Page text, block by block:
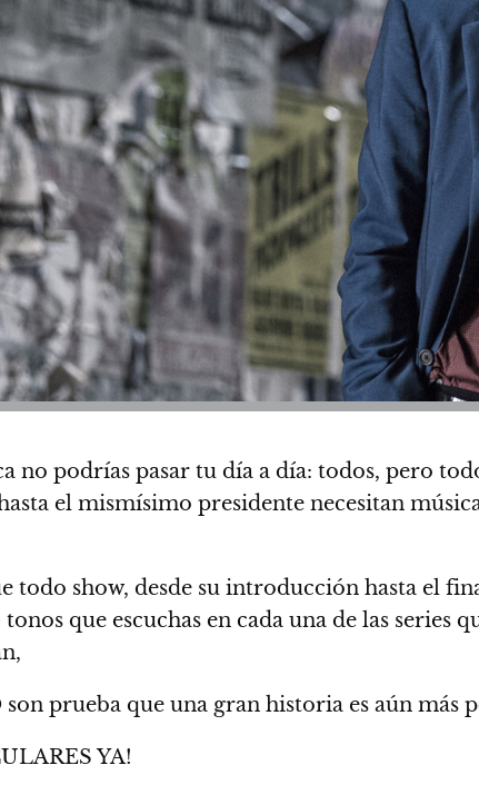
no podrías pasar tu día a día: todos, pero
el mismísimo presidente necesitan
todo show, desde su introducción hasta el
tonos que escuchas en cada una de las
son prueba que una gran historia es aún más
YA!